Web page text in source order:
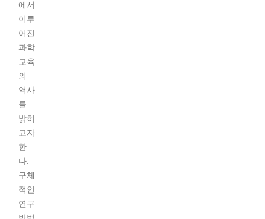
에서
이루
어진
과학
교육
의
역사
를
밝히
고자
한
다.
구체
적인
연구